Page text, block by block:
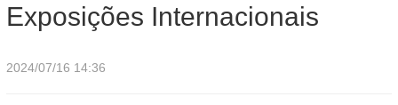
Exposições Internacionais
2024/07/16 14:36